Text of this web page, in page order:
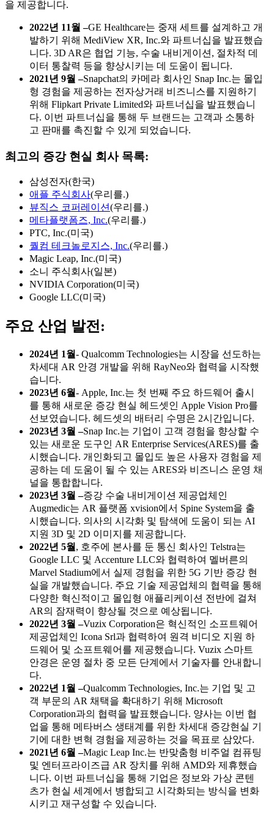
을 제공합니다.
2022년 11월 –GE Healthcare는 중재 세트를 설계하고 개
발하기 위해 MediView XR, Inc.와 파트너십을 발표했습
니다. 3D AR은 협업 기능, 수술 내비게이션, 절차적 데
이터 통찰력 등을 향상시키는 데 도움이 됩니다.
2021년 9월 –Snapchat의 카메라 회사인 Snap Inc.는 몰입
형 경험을 제공하는 전자상거래 비즈니스를 지원하기
위해 Flipkart Private Limited와 파트너십을 발표했습니
다. 이번 파트너십을 통해 두 브랜드는 고객과 소통하
고 판매를 촉진할 수 있게 되었습니다.
최고의 증강 현실 회사 목록:
삼성전자(한국)
애플 주식회사(우리를.)
뷰직스 코퍼레이션(우리를.)
메타플랫폼즈, Inc.(우리를.)
PTC, Inc.(미국)
퀄컴 테크놀로지스, Inc.(우리를.)
Magic Leap, Inc.(미국)
소니 주식회사(일본)
NVIDIA Corporation(미국)
Google LLC(미국)
주요 산업 발전:
2024년 1월- Qualcomm Technologies는 시장을 선도하는
차세대 AR 안경 개발을 위해 RayNeo와 협력을 시작했
습니다.
2023년 6월- Apple, Inc.는 첫 번째 주요 하드웨어 출시
를 통해 새로운 증강 현실 헤드셋인 Apple Vision Pro를
선보였습니다. 헤드셋의 배터리 수명은 2시간입니다.
2023년 3월 –Snap Inc.는 기업이 고객 경험을 향상할 수
있는 새로운 도구인 AR Enterprise Services(ARES)를 출
시했습니다. 개인화되고 몰입도 높은 사용자 경험을 제
공하는 데 도움이 될 수 있는 ARES와 비즈니스 운영 채
널을 통합합니다.
2023년 3월 –증강 수술 내비게이션 제공업체인
Augmedic는 AR 플랫폼 xvision에서 Spine System을 출
시했습니다. 의사의 시각화 및 탐색에 도움이 되는 AI
지원 3D 및 2D 이미지를 제공합니다.
2022년 5월 , 호주에 본사를 둔 통신 회사인 Telstra는
Google LLC 및 Accenture LLC와 협력하여 멜버른의
Marvel Stadium에서 실제 경험을 위한 5G 기반 증강 현
실을 개발했습니다. 주요 기술 제공업체의 협력을 통해
다양한 혁신적이고 몰입형 애플리케이션 전반에 걸쳐
AR의 잠재력이 향상될 것으로 예상됩니다.
2022년 3월 –Vuzix Corporation은 혁신적인 소프트웨어
제공업체인 Icona Srl과 협력하여 원격 비디오 지원 하
드웨어 및 소프트웨어를 제공했습니다. Vuzix 스마트
안경은 운영 절차 중 모든 단계에서 기술자를 안내합니
다.
2022년 1월 –Qualcomm Technologies, Inc.는 기업 및 고
객 부문의 AR 채택을 확대하기 위해 Microsoft
Corporation과의 협력을 발표했습니다. 양사는 이번 협
업을 통해 메타버스 생태계를 위한 차세대 증강현실 기
기에 대한 변혁 경험을 제공하는 것을 목표로 삼았다.
2021년 6월 –Magic Leap Inc.는 반맞춤형 비주얼 컴퓨팅
및 엔터프라이즈급 AR 장치를 위해 AMD와 제휴했습
니다. 이번 파트너십을 통해 기업은 정보와 가상 콘텐
츠가 현실 세계에서 병합되고 시각화되는 방식을 변화
시키고 재구성할 수 있습니다.